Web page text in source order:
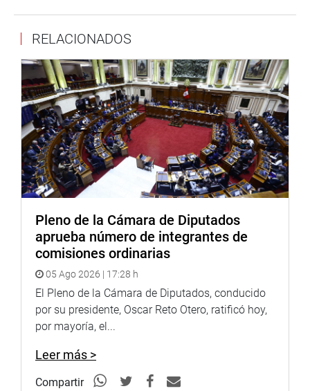
y Sanción del Hostigamiento Sexual.
Protección laboral a embarazadas.
Las entidades empleadoras están prohibidas de efectuar
despido y/o no renovación de contrato por motivos
vinculados con la condición del embarazo o el período de
lactancia, en el marco de lo previsto en el Convenio OIT
183 sobre protección de la maternidad.
La Ley 30709 modifica artículos de la Ley 26772, referido
a la materia, puntualizando que “se entiende por
discriminación, la anulación o alteración de la igualdad
de oportunidades o de trato, en los requerimientos de
personal, a los requisitos para acceder a centros de
educación, formación técnica y profesional, que
impliquen un trato diferenciado basado en motivos de
raza, sexo, religión, opinión, origen social, condición
económica, estado civil, edad o de cualquier índole”.
También se establece que los empleadores están
obligados a informar a sus trabajadores la política
RELACIONADOS
Pleno de la Cámara de Diputados
aprueba número de integrantes de
comisiones ordinarias
05 Ago 2026 | 17:28 h
El Pleno de la Cámara de Diputados, conducido
por su presidente, Oscar Reto Otero, ratificó hoy,
por mayoría, el...
Leer más >
Compartir